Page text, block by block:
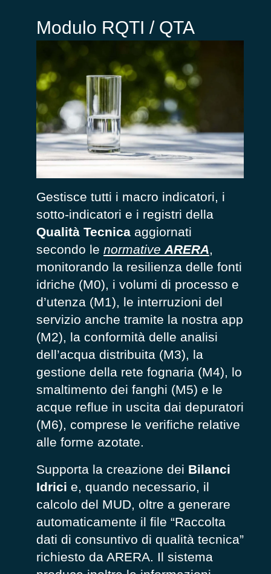
Modulo RQTI / QTA
Gestisce tutti i macro indicatori, i
sotto-indicatori e i registri della
Qualità Tecnica aggiornati
secondo le normative ARERA,
monitorando la resilienza delle fonti
idriche (M0), i volumi di processo e
d’utenza (M1), le interruzioni del
servizio anche tramite la nostra app
(M2), la conformità delle analisi
dell’acqua distribuita (M3), la
gestione della rete fognaria (M4), lo
smaltimento dei fanghi (M5) e le
acque reflue in uscita dai depuratori
(M6), comprese le verifiche relative
alle forme azotate.
Supporta la creazione dei Bilanci
Idrici e, quando necessario, il
calcolo del MUD, oltre a generare
automaticamente il file “Raccolta
dati di consuntivo di qualità tecnica”
richiesto da ARERA. Il sistema